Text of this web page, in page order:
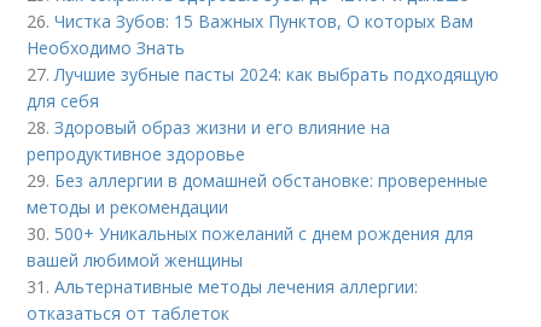
26.Чистка Зубов: 15 Важных Пунктов, О которых Вам
Необходимо Знать
27. Лучшие зубные пасты 2024: как выбрать подходящую
для себя
28.Здоровый образ жизни и его влияние на
репродуктивное здоровье
29. Без аллергии в домашней обстановке: проверенные
методы и рекомендации
30. 500+ Уникальных пожеланий с днем рождения для
вашей любимой женщины
31.Альтернативные методы лечения аллергии:
отказаться от таблеток